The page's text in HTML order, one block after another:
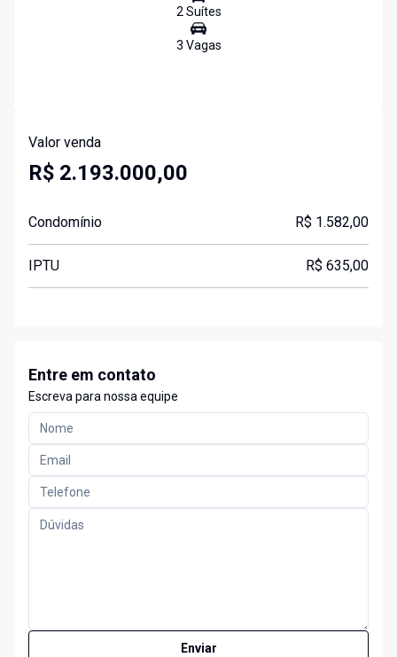
2Suítes
3 Vagas
Valor venda
R$ 2.193.000,00
Condomínio R$ 1.582,00
IPTU R$ 635,00
Entre em contato
Escreva para nossa equipe
Enviar